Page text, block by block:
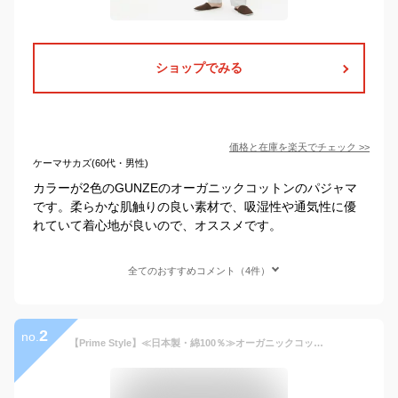
ショップでみる
価格と在庫を楽天でチェック >>
ケーマサカズ(60代・男性)
カラーが2色のGUNZEのオーガニックコットンのパジャマ
です。柔らかな肌触りの良い素材で、吸湿性や通気性に優
れていて着心地が良いので、オススメです。
全てのおすすめコメント（4件）
no. 2 【Prime Style】≪日本製・綿100％≫オーガニックコットン パジャマ 60Wガーゼ 無地柄 レディース メンズ 271610 571110 【primestyle02】